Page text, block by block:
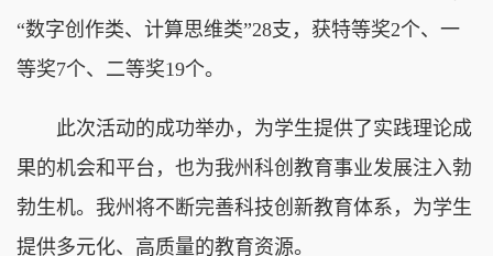
“数字创作类、计算思维类”28支，获特等奖2个、一
等奖7个、二等奖19个。
此次活动的成功举办，为学生提供了实践理论成
果的机会和平台，也为我州科创教育事业发展注入勃
勃生机。我州将不断完善科技创新教育体系，为学生
提供多元化、高质量的教育资源。